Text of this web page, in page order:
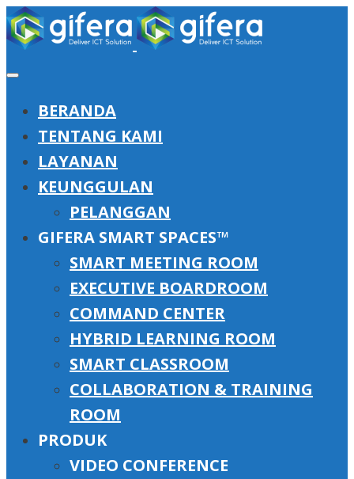
BERANDA
TENTANG KAMI
LAYANAN
KEUNGGULAN
PELANGGAN
GIFERA SMART SPACES™
SMART MEETING ROOM
EXECUTIVE BOARDROOM
COMMAND CENTER
HYBRID LEARNING ROOM
SMART CLASSROOM
COLLABORATION & TRAINING
ROOM
PRODUK
VIDEO CONFERENCE